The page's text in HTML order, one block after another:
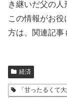
き継いだ父の人
この情報がお
方は、関連記事
経済
「甘ったるくて